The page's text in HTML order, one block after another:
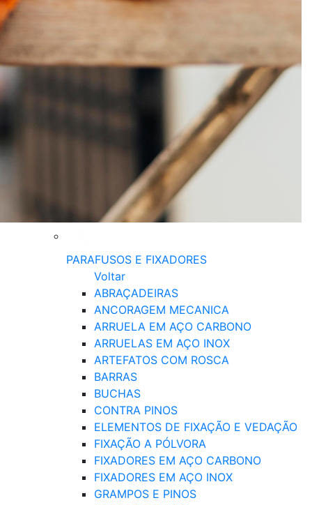
PARAFUSOS E FIXADORES
Voltar
ABRAÇADEIRAS
ANCORAGEM MECANICA
ARRUELA EM AÇO CARBONO
ARRUELAS EM AÇO INOX
ARTEFATOS COM ROSCA
BARRAS
BUCHAS
CONTRA PINOS
ELEMENTOS DE FIXAÇÃO E VEDAÇÃO
FIXAÇÃO A PÓLVORA
FIXADORES EM AÇO CARBONO
FIXADORES EM AÇO INOX
GRAMPOS E PINOS